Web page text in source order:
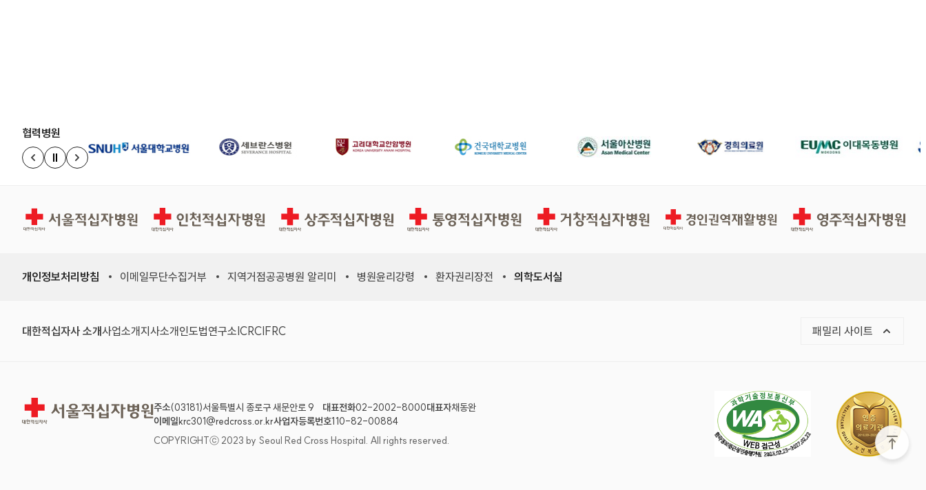
협력병원
이전 슬라이드
정지
다음 슬라이드
서울적십자병원 인천적십자병원 상주적십자병원 통영적십자병원 거창적십자병원 경인권역재활병원 영주적십자병원
개인정보처리방침 이메일무단수집거부 지역거점공공병원 알리미 병원윤리강령 환자권리장전 의학도서실
대한적십자사 소개(새 창)
사업소개(새 창)
지사소개 (새 창)
인도법연구소(새 창)
ICRC(국제적십자위원회, 새 창)
IFRC(국제적십자사연맹, 새 창) 패밀리 사이트 목록 열기
서울적십자병원 주소(03181)서울특별시 종로구 새문안로 9 대표전화02-2002-8000대표자채동완
이메일krc301@redcross.or.kr사업자등록번호110-82-00884
COPYRIGHTⓒ 2023 by Seoul Red Cross Hospital. All rights reserved.
화면 맨